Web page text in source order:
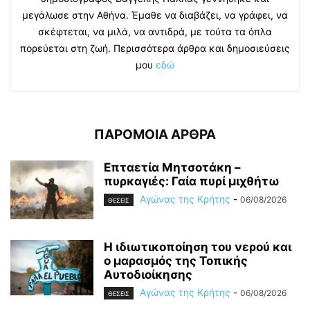
μεγάλωσε στην Αθήνα. Έμαθε να διαβάζει, να γράφει, να
σκέφτεται, να μιλά, να αντιδρά, με τούτα τα όπλα
πορεύεται στη ζωή. Περισσότερα άρθρα και δημοσιεύσεις
μου εδώ
ΠΑΡΟΜΟΙΑ ΑΡΘΡΑ
Επταετία Μητσοτάκη –
πυρκαγιές: Γαία πυρί μιχθήτω
ΘΕΣΕΙΣ Αγώνας της Κρήτης - 06/08/2026
Η ιδιωτικοποίηση του νερού και
ο μαρασμός της Τοπικής
Αυτοδιοίκησης
ΘΕΣΕΙΣ Αγώνας της Κρήτης - 06/08/2026